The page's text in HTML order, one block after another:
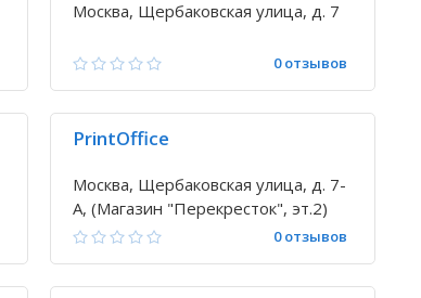
Москва, Щербаковская улица, д. 7
0 отзывов
PrintOffice
Москва, Щербаковская улица, д. 7-
А, (Магазин "Перекресток", эт.2)
0 отзывов